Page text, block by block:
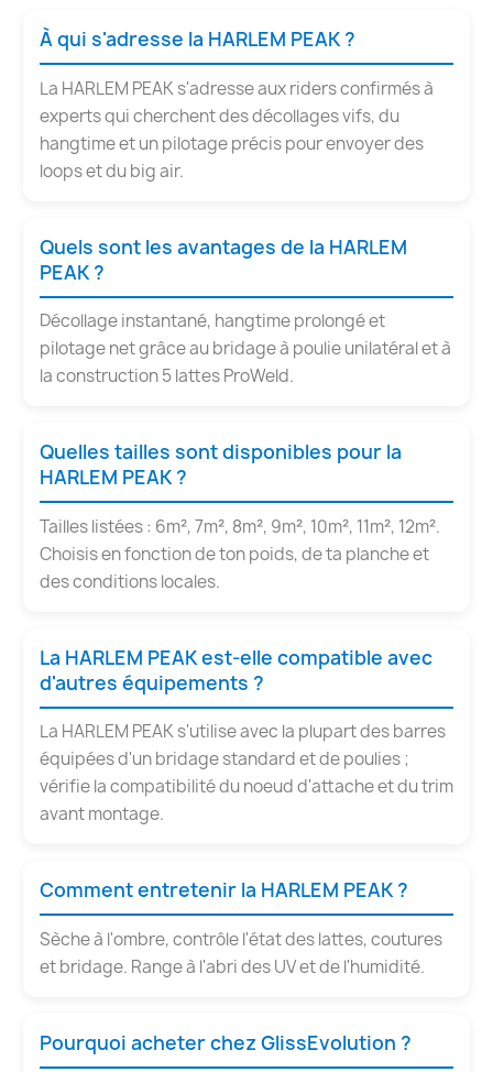
À qui s'adresse la HARLEM PEAK ?
La HARLEM PEAK s'adresse aux riders confirmés à
experts qui cherchent des décollages vifs, du
hangtime et un pilotage précis pour envoyer des
loops et du big air.
Quels sont les avantages de la HARLEM
PEAK ?
Décollage instantané, hangtime prolongé et
pilotage net grâce au bridage à poulie unilatéral et à
la construction 5 lattes ProWeld.
Quelles tailles sont disponibles pour la
HARLEM PEAK ?
Tailles listées : 6m², 7m², 8m², 9m², 10m², 11m², 12m².
Choisis en fonction de ton poids, de ta planche et
des conditions locales.
La HARLEM PEAK est-elle compatible avec
d'autres équipements ?
La HARLEM PEAK s'utilise avec la plupart des barres
équipées d'un bridage standard et de poulies ;
vérifie la compatibilité du noeud d'attache et du trim
avant montage.
Comment entretenir la HARLEM PEAK ?
Sèche à l'ombre, contrôle l'état des lattes, coutures
et bridage. Range à l'abri des UV et de l'humidité.
Pourquoi acheter chez GlissEvolution ?